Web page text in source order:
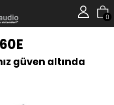
0
güven altında